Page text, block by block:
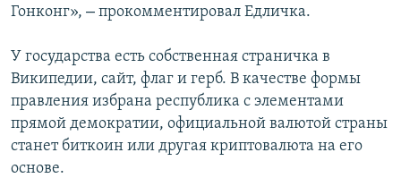
Гонконг», – прокомментировал Едличка.
У государства есть собственная страничка в
Википедии, сайт, флаг и герб. В качестве формы
правления избрана республика с элементами
прямой демократии, официальной валютой страны
станет биткоин или другая криптовалюта на его
основе.